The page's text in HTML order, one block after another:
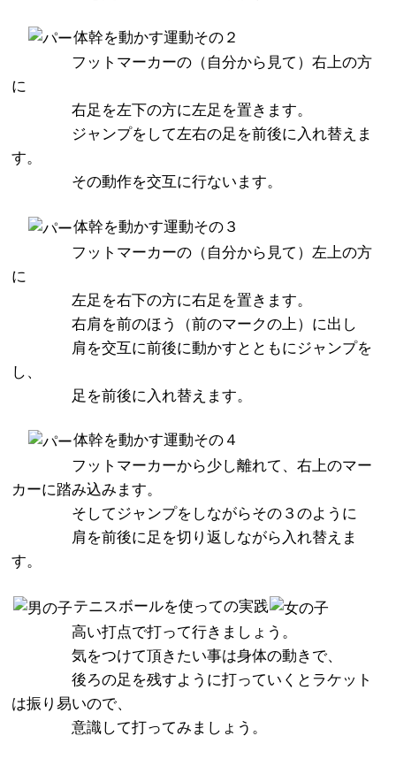
体幹を動かす運動その２
フットマーカーの（自分から見て）右上の方
に
右足を左下の方に左足を置きます。
ジャンプをして左右の足を前後に入れ替えま
す。
その動作を交互に行ないます。
体幹を動かす運動その３
フットマーカーの（自分から見て）左上の方
に
左足を右下の方に右足を置きます。
右肩を前のほう（前のマークの上）に出し
肩を交互に前後に動かすとともにジャンプを
し、
足を前後に入れ替えます。
体幹を動かす運動その４
フットマーカーから少し離れて、右上のマー
カーに踏み込みます。
そしてジャンプをしながらその３のように
肩を前後に足を切り返しながら入れ替えま
す。
テニスボールを使っての実践
高い打点で打って行きましょう。
気をつけて頂きたい事は身体の動きで、
後ろの足を残すように打っていくとラケット
は振り易いので、
意識して打ってみましょう。